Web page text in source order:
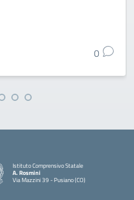
0
Istituto Comprensivo Statale
A. Rosmini
Via Mazzini 39 - Pusiano (CO)